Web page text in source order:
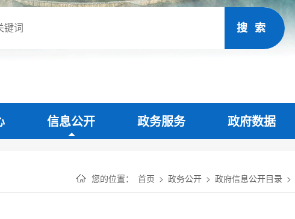
信息公开 政务服务 政府数据
您的位置： 首页 > 政务公开 > 政府信息公开目录 >